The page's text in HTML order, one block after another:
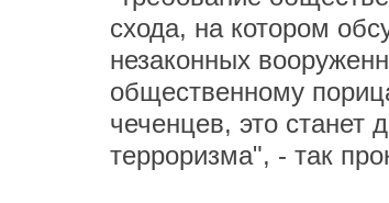
схода, на котором
незаконных
общественному
чеченцев, это станет
терроризма", - так